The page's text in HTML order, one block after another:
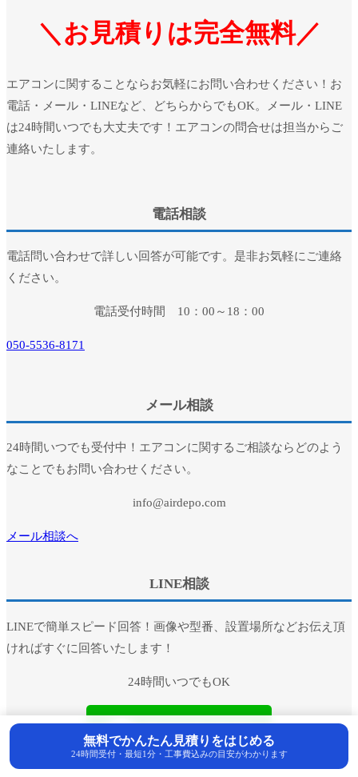
＼お見積りは完全無料／
エアコンに関することならお気軽にお問い合わせください！お
電話・メール・LINEなど、どちらからでもOK。メール・LINE
は24時間いつでも大丈夫です！エアコンの問合せは担当からご
連絡いたします。
電話相談
電話問い合わせで詳しい回答が可能です。是非お気軽にご連絡
ください。
電話受付時間 10：00～18：00
050-5536-8171
メール相談
24時間いつでも受付中！エアコンに関するご相談ならどのよう
なことでもお問い合わせください。
info@airdepo.com
メール相談へ
LINE相談
LINEで簡単スピード回答！画像や型番、設置場所などお伝え頂
ければすぐに回答いたします！
24時間いつでもOK
無料でかんたん見積りをはじめる
24時間受付・最短1分・工事費込みの目安がわかります